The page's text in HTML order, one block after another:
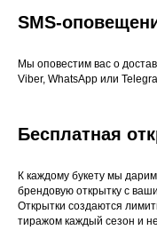
SMS-
Мы оповестим вас о
Viber, WhatsApp или
Бесплатная
К каждому букету мы
брендовую открытку с
Открытки создаются
тиражом каждый сезон и